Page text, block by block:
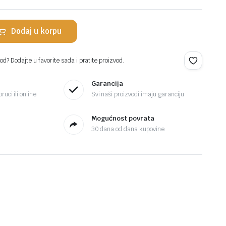
Dodaj u korpu
Dodajte u favorite sada i pratite proizvod.
ili online
Garancija
Svi naši proizvodi imaju garanciju
Mogućnost povrata
30 dana od dana kupovine